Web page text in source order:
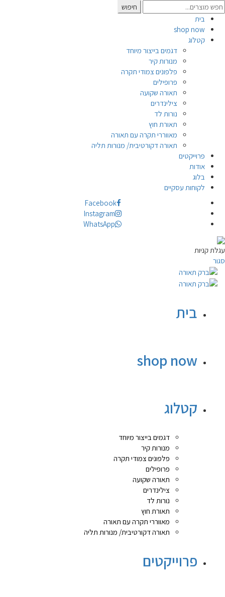
Search
for:
חיפוש
בית
shop now
קטלוג
דגמים בייצור מיוחד
מנורות קיר
פלפונים צמודי תקרה
פרופילים
תאורה שקועה
צילינדרים
נורות לד
תאורת חוץ
מאווררי תקרה עם תאורה
תאורה דקורטיבית/ מנורות תליה
פרוייקטים
אודות
בלוג
לקוחות עסקיים
Facebook
Instagram
WhatsApp
עגלת קניות
סגור
בית
shop now
קטלוג
דגמים בייצור מיוחד
מנורות קיר
פלפונים צמודי תקרה
פרופילים
תאורה שקועה
צילינדרים
נורות לד
תאורת חוץ
מאווררי תקרה עם תאורה
תאורה דקורטיבית/ מנורות תליה
פרוייקטים